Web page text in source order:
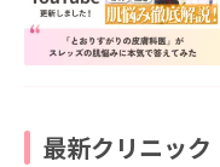
最新クリニック